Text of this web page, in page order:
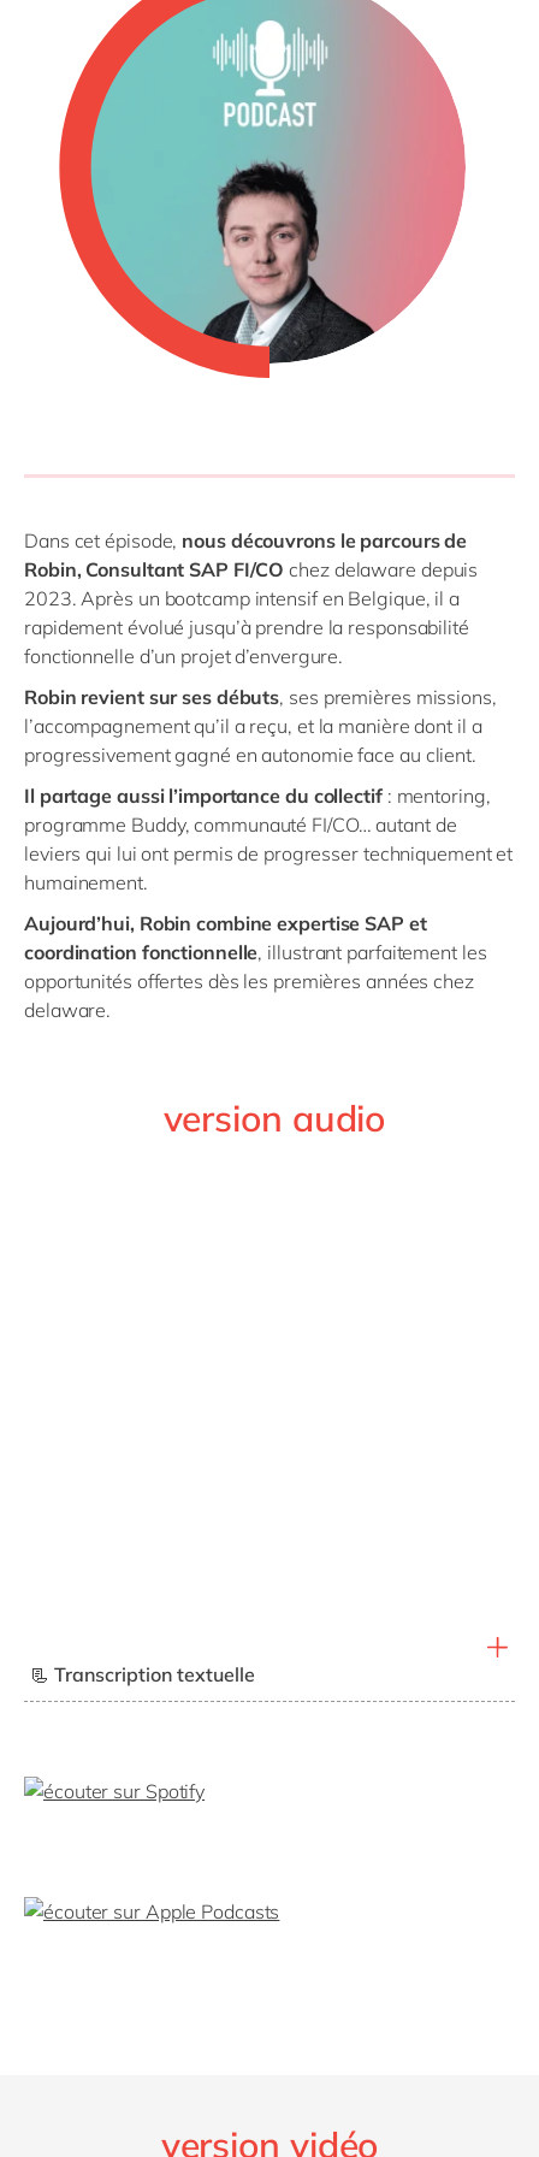
Switzerland
UK & Ireland
USA & Canada
Dans cet épisode, nous découvrons le parcours de
Robin, Consultant SAP FI/CO chez delaware depuis
2023. Après un bootcamp intensif en Belgique, il a
rapidement évolué jusqu’à prendre la responsabilité
fonctionnelle d’un projet d’envergure.
Robin revient sur ses débuts, ses premières missions,
l’accompagnement qu’il a reçu, et la manière dont il a
progressivement gagné en autonomie face au client.
Il partage aussi l’importance du collectif: mentoring,
programme Buddy, communauté FI/CO… autant de
leviers qui lui ont permis de progresser techniquement et
humainement.
Aujourd’hui, Robin combine expertise SAP et
coordination fonctionnelle, illustrant parfaitement les
opportunités offertes dès les premières années chez
delaware.
version audio
📃 Transcription textuelle
sur 2 ans de parcours chez delaware
Bonjour et bienvenue dans ce nouvel épisode de notre
cette immersion intense ?version vidéo